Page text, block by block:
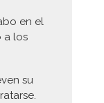
en el
a los
su